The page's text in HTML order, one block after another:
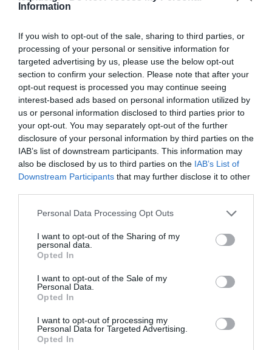
Information
If you wish to opt-out of the sale, sharing to third parties, or
processing of your personal or sensitive information for
targeted advertising by us, please use the below opt-out
section to confirm your selection. Please note that after your
opt-out request is processed you may continue seeing
interest-based ads based on personal information utilized by
us or personal information disclosed to third parties prior to
your opt-out. You may separately opt-out of the further
disclosure of your personal information by third parties on the
IAB’s list of downstream participants. This information may
also be disclosed by us to third parties on the IAB’s List of
Downstream Participants that may further disclose it to other
Please note that this website/app uses one or more Google
not limited to your visit or usage behaviour. You may click to
grant or deny consent to Google and its third-party tags to
use your data for below specified purposes in below Google
consent section.
Personal Data Processing Opt Outs
I want to opt-out of the Sharing of my
personal data.
Opted In
I want to opt-out of the Sale of my
Personal Data.
Opted In
I want to opt-out of processing my
Personal Data for Targeted Advertising.
Opted In
ΡΟΗ ΕΙΔΗΣΕΩΝ
Το χρηματοδοτούμενο
από την ΕΕ έργο “The
των παιδιών στο
ΑΑΔΕ: Διευκρινίσεις
για τα πρόστιμα σε
παραβάσεις που
31.07.2026
Σ. Καλαφάτης: «Η
Τεχνητή Νοημοσύνη
δεν είναι απλώς μια
νέα τεχνολογία, είναι
31.07.2026